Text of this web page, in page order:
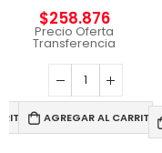
$258.876
Precio Oferta
Transferencia
AGREGAR AL CARRITO